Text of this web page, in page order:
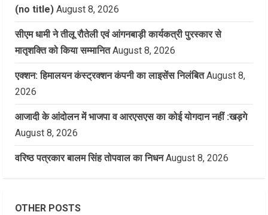
(no title) August 8, 2026
सीएम धामी ने तीलू रौतेली एवं आंगनबाड़ी कार्यकत्री पुरस्कार से
मातृशक्ति को किया सम्मानित August 8, 2026
एक्शन: हिमालयन कंस्ट्रक्शन कंपनी का लाइसेंस निलंबित August 8,
2026
आजादी के आंदोलन में भाजपा व आरएसएस का कोई योगदान नहीं :खड़गे
August 8, 2026
वरिष्ठ पत्रकार बालम सिंह तोपवाल का निधन August 8, 2026
OTHER POSTS